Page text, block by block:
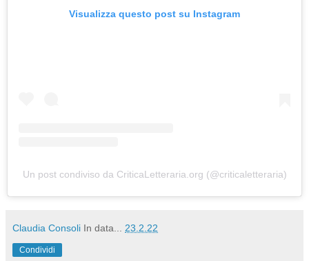
Visualizza questo post su Instagram
Un post condiviso da CriticaLetteraria.org (@criticaletteraria)
Claudia Consoli In data... 23.2.22
Condividi